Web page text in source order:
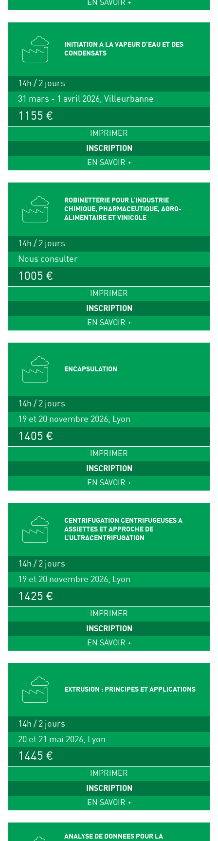
EN SAVOIR +
INITIATION A LA VAPEUR D’EAU ET DES
CONDENSATS
14h / 2 jours
31 mars - 1 avril 2026, Villeurbanne
1155 €
IMPRIMER
INSCRIPTION
EN SAVOIR +
ROBINETTERIE POUR L’INDUSTRIE
CHIMIQUE, PHARMACEUTIQUE, AGRO-
ALIMENTAIRE ET VINICOLE
14h / 2 jours
Nous consulter
1005 €
IMPRIMER
INSCRIPTION
EN SAVOIR +
ENCAPSULATION
14h / 2 jours
19 et 20 novembre 2026, Lyon
1405 €
IMPRIMER
INSCRIPTION
EN SAVOIR +
CENTRIFUGATION CENTRIFUGEUSES A
ASSIETTES ET APPROCHE DE
L’ULTRACENTRIFUGATION
14h / 2 jours
19 et 20 novembre 2026, Lyon
1425 €
IMPRIMER
INSCRIPTION
EN SAVOIR +
EXTRUSION : PRINCIPES ET APPLICATIONS
14h / 2 jours
20 et 21 mai 2026, Lyon
1445 €
IMPRIMER
INSCRIPTION
EN SAVOIR +
ANALYSE DE DONNEES POUR LA